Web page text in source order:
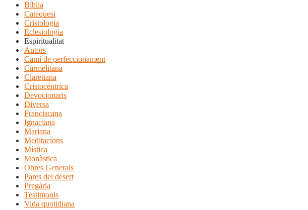
Bíblia
Catequesi
Cristologia
Eclesiologia
Espiritualitat
Autors
Camí de perfeccionament
Carmelitana
Claretiana
Cristocéntrica
Devocionaris
Diversa
Franciscana
Ignaciana
Mariana
Meditacions
Mística
Monàstica
Obres Generals
Pares del desert
Pregària
Testimonis
Vida quotidiana